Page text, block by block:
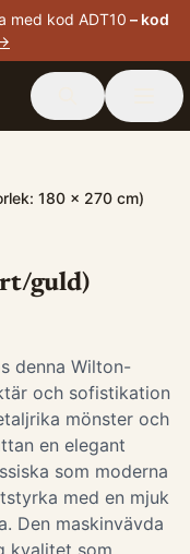
med kod ADT10 – kod
180 x 270 cm)
guld)
denna Wilton-
och sofistikation
mönster och
en elegant
som moderna
med en mjuk
Den maskinvävda
kvalitet som